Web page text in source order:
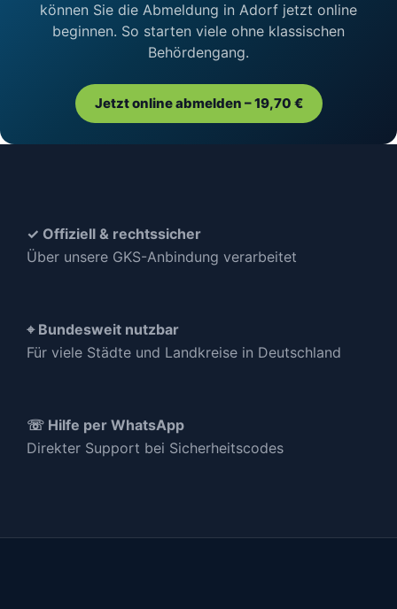
können Sie die Abmeldung in Adorf jetzt online
beginnen. So starten viele ohne klassischen
Behördengang.
Jetzt online abmelden – 19,70 €
✓ Offiziell & rechtssicher
Über unsere GKS-Anbindung verarbeitet
⌖ Bundesweit nutzbar
Für viele Städte und Landkreise in Deutschland
☏ Hilfe per WhatsApp
Direkter Support bei Sicherheitscodes